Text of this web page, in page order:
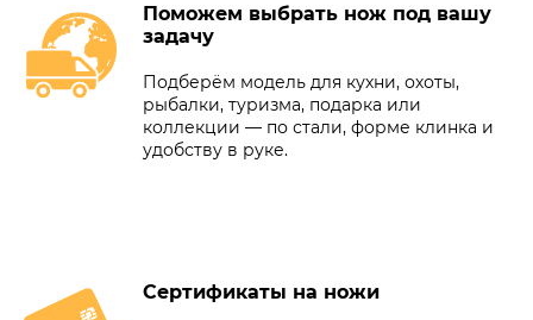
Поможем выбрать нож под вашу
задачу
Подберём модель для кухни, охоты,
рыбалки, туризма, подарка или
коллекции — по стали, форме клинка и
удобству в руке.
Сертификаты на ножи